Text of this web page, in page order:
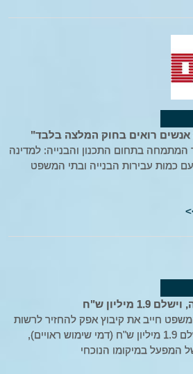
אנשים רואים בחוק המלצה בלבד"
המתמחה בתחום התכנון והבנייה: למדינה
כמות עבירות הבנייה ובתי המשפט
מיליון ש"ח
חייב את קיבוץ אפק להחזיר לרשות
מקרקעי ישראל קרקע ולשלם 1.9 מיליון ש"ח (דמי שימוש ראויים),
המפעל במיקומו הנוכחי